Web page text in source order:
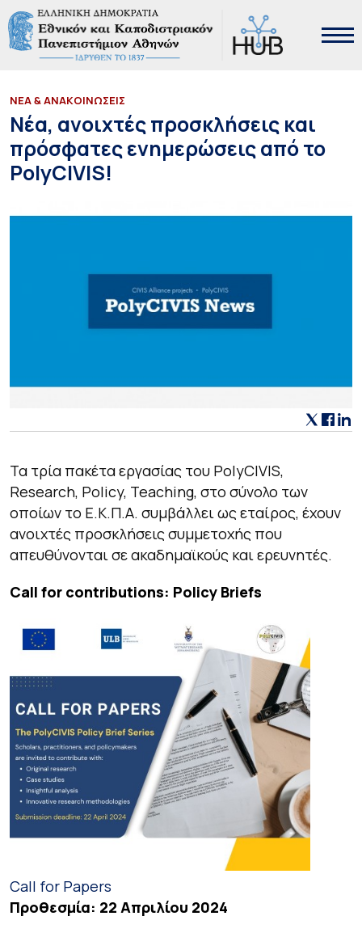
ΝΕΑ & ΑΝΑΚΟΙΝΩΣΕΙΣ
Νέα, ανοιχτές προσκλήσεις και
πρόσφατες ενημερώσεις από το
PolyCIVIS!
Τα τρία πακέτα εργασίας του PolyCIVIS,
Research, Policy, Teaching, στο σύνολο των
οποίων το Ε.Κ.Π.Α. συμβάλλει ως εταίρος, έχουν
ανοιχτές προσκλήσεις συμμετοχής που
απευθύνονται σε ακαδημαϊκούς και ερευνητές.
Call for contributions: Policy Briefs
Call for Papers
Προθεσμία: 22 Απριλίου 2024